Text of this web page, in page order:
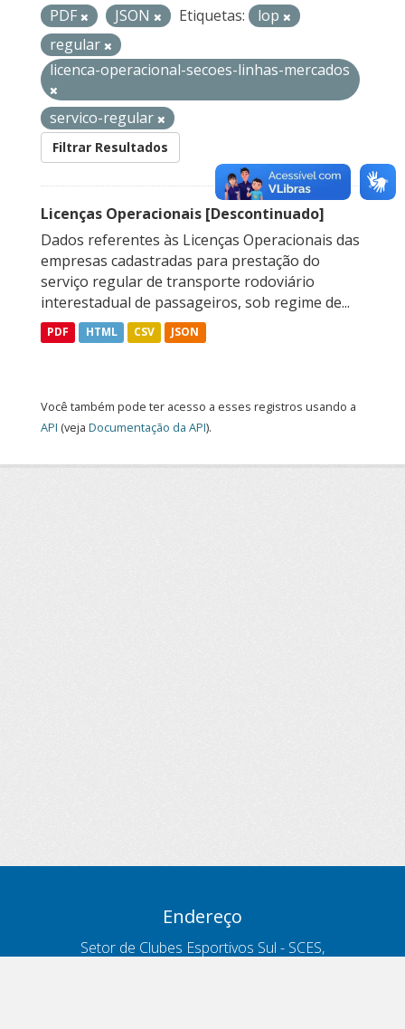
PDF
JSON Etiquetas:
lop
regular
licenca-operacional-secoes-linhas-mercados
servico-regular
Filtrar Resultados
Licenças Operacionais [Descontinuado]
Dados referentes às Licenças Operacionais das
empresas cadastradas para prestação do
serviço regular de transporte rodoviário
interestadual de passageiros, sob regime de...
PDF HTML CSV JSON
Você também pode ter acesso a esses registros usando a
API (veja Documentação da API).
Endereço
Setor de Clubes Esportivos Sul - SCES,